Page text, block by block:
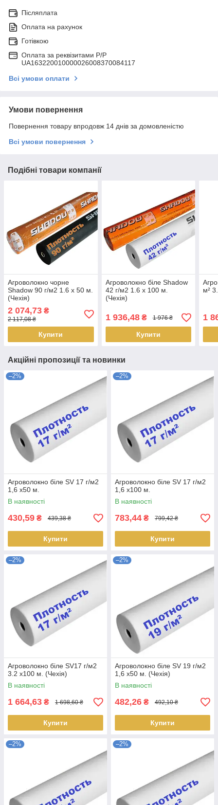
Післяплата
Оплата на рахунок
Готівкою
Оплата за реквізитами P/Р
UA163220010000026008370084117
Всі умови оплати
Умови повернення
Повернення товару впродовж 14 днів за домовленістю
Всі умови повернення
Подібні товари компанії
Агроволокно чорне
Shadow 90 г/м2 1.6 х 50 м.
(Чехія)
2 074,73 ₴
2 117,08 ₴
Купити
Агроволокно біле Shadow
42 г/м2 1.6 х 100 м.
(Чехія)
1 936,48₴ 1 976 ₴
Купити
м²
1
Акційні пропозиції та новинки
–2%
Агроволокно біле SV 17 г/м2
1,6 х50 м.
В наявності
430,59 ₴ 439,38 ₴
Купити
–2%
Агроволокно біле SV 17 г/м2
1,6 х100 м.
В наявності
783,44 ₴ 799,42 ₴
Купити
–2%
Агроволокно біле SV17 г/м2
3.2 х100 м. (Чехія)
В наявності
1 664,63 ₴ 1 698,60 ₴
Купити
–2%
Агроволокно біле SV 19 г/м2
1,6 х50 м. (Чехія)
В наявності
482,26 ₴ 492,10 ₴
Купити
–2% –2%